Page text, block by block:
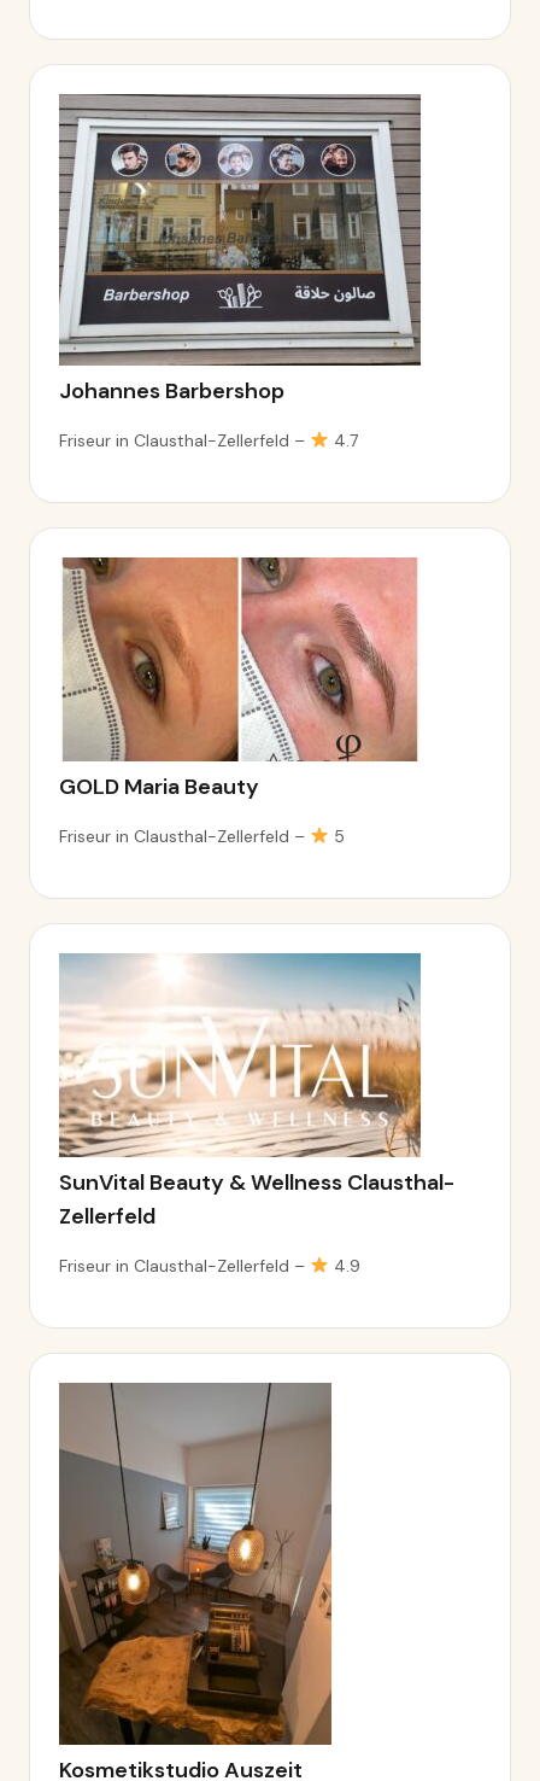
Johannes Barbershop
Friseur in Clausthal-Zellerfeld – 4.7
GOLD Maria Beauty
Friseur in Clausthal-Zellerfeld – 5
SunVital Beauty & Wellness Clausthal-
Zellerfeld
Friseur in Clausthal-Zellerfeld – 4.9
Kosmetikstudio Auszeit